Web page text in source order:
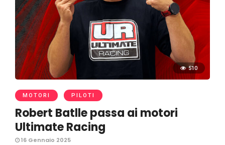
510
MOTORI PILOTI
Robert Batlle passa ai motori
Ultimate Racing
16 Gennaio 2025